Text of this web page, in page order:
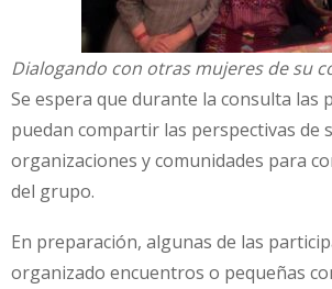
Dialogando con otras mujeres de su
Se espera que durante la consulta las
puedan compartir las perspectivas de
organizaciones y comunidades para
del grupo.
En preparación, algunas de las
organizado encuentros o pequeñas